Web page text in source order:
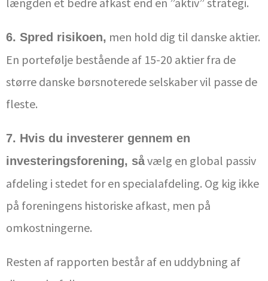
6. Spred risikoen, men hold dig til danske aktier.
En portefølje bestående af 15-20 aktier fra de
større danske børsnoterede selskaber vil passe de
fleste.
7. Hvis du investerer gennem en
investeringsforening, såvælg en global passiv
afdeling i stedet for en specialafdeling. Og kig ikke
på foreningens historiske afkast, men på
omkostningerne.
Resten af rapporten består af en uddybning af